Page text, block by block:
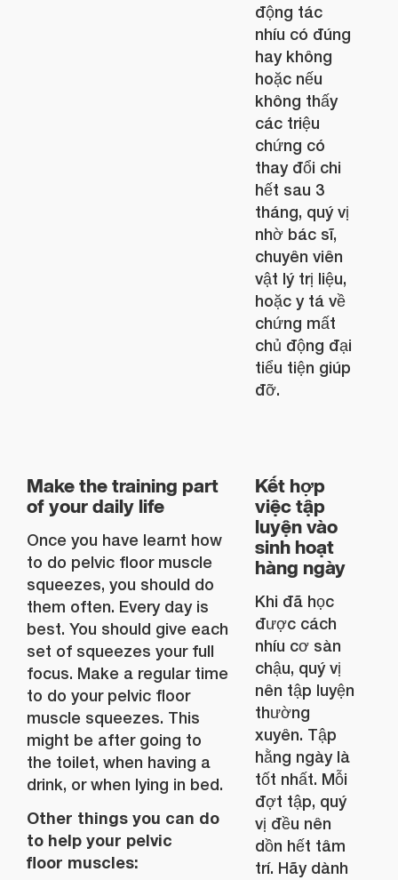
động tác
nhíu có đúng
hay không
hoặc nếu
không thấy
các triệu
chứng có
thay đổi chi
hết sau 3
tháng, quý vị
nhờ bác sĩ,
chuyên viên
vật lý trị liệu,
hoặc y tá về
chứng mất
chủ động đại
tiểu tiện giúp
đỡ.
Make the training part
of your daily life
Once you have learnt how
to do pelvic floor muscle
squeezes, you should do
them often. Every day is
best. You should give each
set of squeezes your full
focus. Make a regular time
to do your pelvic floor
muscle squeezes. This
might be after going to
the toilet, when having a
drink, or when lying in bed.
Other things you can do
to help your pelvic
floor muscles:
Kết hợp
việc tập
luyện vào
sinh hoạt
hàng ngày
Khi đã học
được cách
nhíu cơ sàn
chậu, quý vị
nên tập luyện
thường
xuyên. Tập
hằng ngày là
tốt nhất. Mỗi
đợt tập, quý
vị đều nên
dồn hết tâm
trí. Hãy dành